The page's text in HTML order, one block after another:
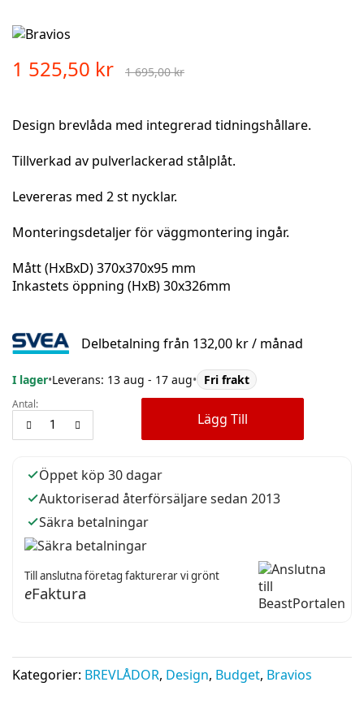
Skip
the
the
images
gallery
1 525,50 kr 1 695,00 kr
Design brevlåda med integrerad tidningshållare.
Tillverkad av pulverlackerad stålplåt.
Levereras med 2 st nycklar.
Monteringsdetaljer för väggmontering ingår.
Mått (HxBxD) 370x370x95 mm
Inkastets öppning (HxB) 30x326mm
Delbetalning från 132,00 kr/ månad
I lager•Leverans: 13 aug - 17 aug• Fri frakt
Antal:
Lägg Till
Öppet köp 30 dagar
Auktoriserad återförsäljare sedan 2013
Säkra betalningar
Till anslutna företag fakturerar vi grönt
eFaktura
Kategorier: BREVLÅDOR, Design, Budget, Bravios